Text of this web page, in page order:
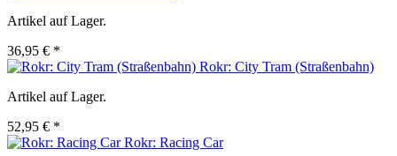
Artikel auf Lager.
36,95 € *
Rokr: City Tram (Straßenbahn)
Artikel auf Lager.
52,95 € *
Rokr: Racing Car